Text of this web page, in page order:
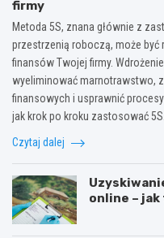
firmy
Metoda 5S, znana głównie z
przestrzenią roboczą, może
finansów Twojej firmy.
wyeliminować marnotrawstwo,
finansowych i usprawnić
jak krok po kroku zastosować 5S…
Czytaj dalej
online –